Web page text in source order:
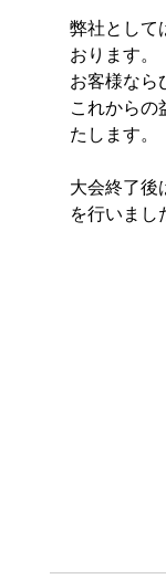
弊社として
おります。
お客様なら
これからの
たします。
大会終了後
を行いまし